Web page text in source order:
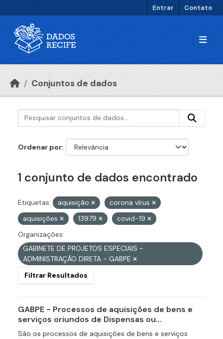
Entrar Contato
Conjuntos de dados
Ordenar por
1 conjunto de dados encontrado
Etiquetas: aquisição
corona vírus
aquisições
13979
covid-19
Organizações:
GABINETE DE PROJETOS ESPECIAIS -
ADMINISTRAÇÃO DIRETA - GABPE
Filtrar Resultados
GABPE - Processos de aquisições de bens e
serviços oriundos de Dispensas ou...
São os processos de aquisições de bens e serviços